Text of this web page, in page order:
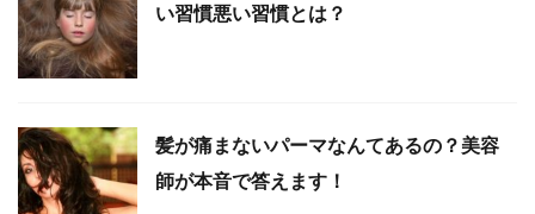
い習慣悪い習慣とは？
髪が痛まないパーマなんてあるの？美容
師が本音で答えます！